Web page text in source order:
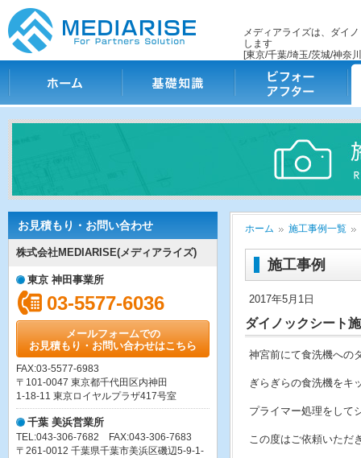
メディアライズは、ダイ
します
[東京/千葉/埼玉/茨城/神奈
ホーム 基礎知識 ビフォー・アフター 施
お見積もり・お問い合わせ
株式会社MEDIARISE(メディアライズ)
東京 神田事業所
03-5577-6036
メールフォームでの
お見積もり・お問い合わせはこちら
FAX:03-5577-6983
〒101-0047 東京都千代田区内神田
1-18-11 東京ロイヤルプラザ417号室
千葉 美浜営業所
TEL:043-306-7682 FAX:043-306-7683
〒261-0012 千葉県千葉市美浜区磯辺5-9-1-
ホーム 施工事例一覧
施工事例
2017年5月1日
ダイノックシート
神宮前にて食洗機への
ぎらぎらの食洗機をキ
プライマー処理をして
この度はご依頼いただ